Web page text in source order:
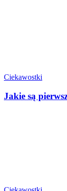
Ciekawostki
Jakie są